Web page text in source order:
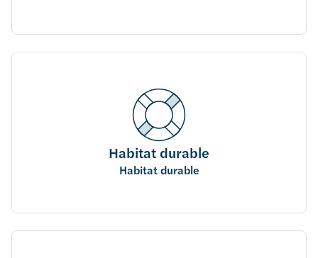
Habitat durable
Habitat durable